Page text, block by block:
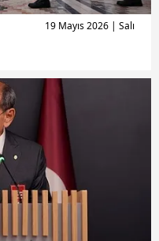
19 Mayıs 2026 | Salı